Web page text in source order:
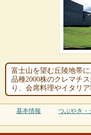
富士山を望む丘陵地帯
品種2000株のクレマチ
り、会席料理やイタリ
基本情報 つぶやき・